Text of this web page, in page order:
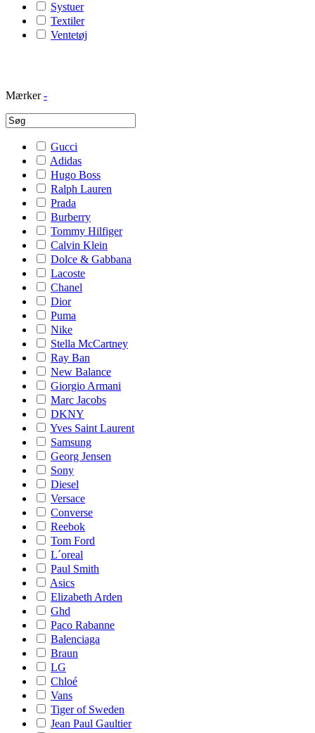
Systuer
Textiler
Ventetøj
Mærker -
Gucci
Adidas
Hugo Boss
Ralph Lauren
Prada
Burberry
Tommy Hilfiger
Calvin Klein
Dolce & Gabbana
Lacoste
Chanel
Dior
Puma
Nike
Stella McCartney
Ray Ban
New Balance
Giorgio Armani
Marc Jacobs
DKNY
Yves Saint Laurent
Samsung
Georg Jensen
Sony
Diesel
Versace
Converse
Reebok
Tom Ford
L´oreal
Paul Smith
Asics
Elizabeth Arden
Ghd
Paco Rabanne
Balenciaga
Braun
LG
Chloé
Vans
Tiger of Sweden
Jean Paul Gaultier